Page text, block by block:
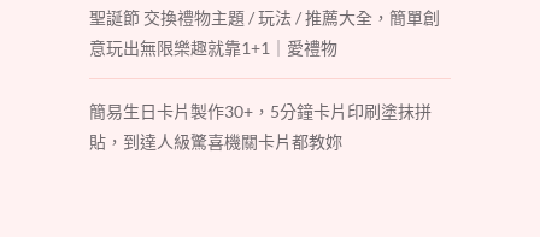
聖誕節 交換禮物主題 / 玩法 / 推薦大全，簡單創
意玩出無限樂趣就靠1+1｜愛禮物
簡易生日卡片製作30+，5分鐘卡片印刷塗抹拼
貼，到達人級驚喜機關卡片都教妳